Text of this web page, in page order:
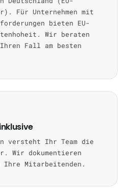
Für Unternehmen mit
bieten EU-
Wir beraten
Fall am besten
versteht Ihr Team die
Wir dokumentieren
Ihre Mitarbeitenden.